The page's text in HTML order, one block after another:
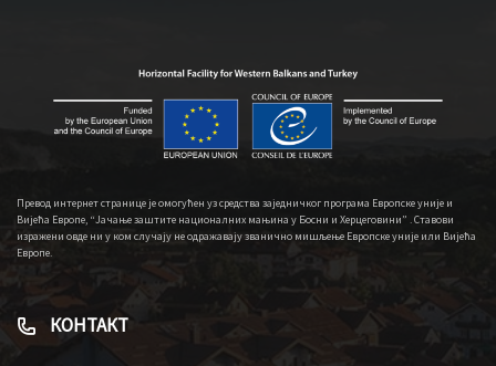
Превод интернет странице је омогућен уз средства заједничког програма Европске уније и
Вијећа Европе, “Јачање заштите националних мањина у Босни и Херцеговини” . Ставови
изражени овде ни у ком случају не одражавају званично мишљење Европске уније или Вијећа
Европе.
КОНТАКТ